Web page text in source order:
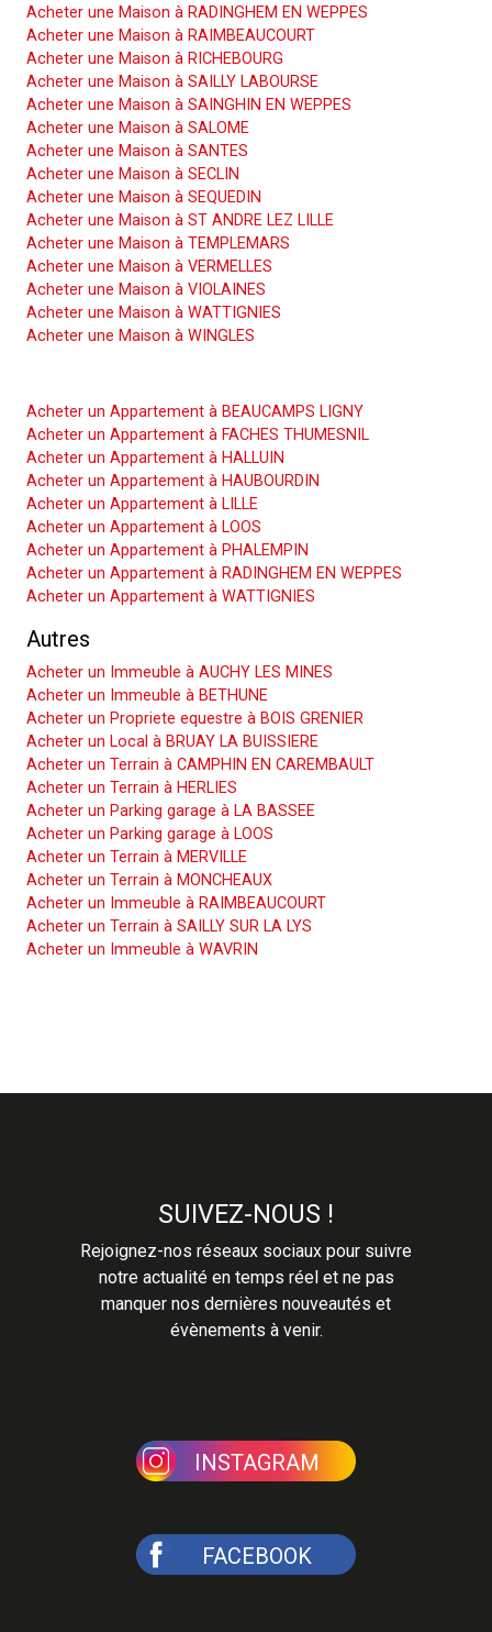
Acheter une Maison à RADINGHEM EN WEPPES
Acheter une Maison à RAIMBEAUCOURT
Acheter une Maison à RICHEBOURG
Acheter une Maison à SAILLY LABOURSE
Acheter une Maison à SAINGHIN EN WEPPES
Acheter une Maison à SALOME
Acheter une Maison à SANTES
Acheter une Maison à SECLIN
Acheter une Maison à SEQUEDIN
Acheter une Maison à ST ANDRE LEZ LILLE
Acheter une Maison à TEMPLEMARS
Acheter une Maison à VERMELLES
Acheter une Maison à VIOLAINES
Acheter une Maison à WATTIGNIES
Acheter une Maison à WINGLES
Acheter un Appartement à BEAUCAMPS LIGNY
Acheter un Appartement à FACHES THUMESNIL
Acheter un Appartement à HALLUIN
Acheter un Appartement à HAUBOURDIN
Acheter un Appartement à LILLE
Acheter un Appartement à LOOS
Acheter un Appartement à PHALEMPIN
Acheter un Appartement à RADINGHEM EN WEPPES
Acheter un Appartement à WATTIGNIES
Autres
Acheter un Immeuble à AUCHY LES MINES
Acheter un Immeuble à BETHUNE
Acheter un Propriete equestre à BOIS GRENIER
Acheter un Local à BRUAY LA BUISSIERE
Acheter un Terrain à CAMPHIN EN CAREMBAULT
Acheter un Terrain à HERLIES
Acheter un Parking garage à LA BASSEE
Acheter un Parking garage à LOOS
Acheter un Terrain à MERVILLE
Acheter un Terrain à MONCHEAUX
Acheter un Immeuble à RAIMBEAUCOURT
Acheter un Terrain à SAILLY SUR LA LYS
Acheter un Immeuble à WAVRIN
SUIVEZ-NOUS !
Rejoignez-nos réseaux sociaux pour suivre
notre actualité en temps réel et ne pas
manquer nos dernières nouveautés et
évènements à venir.
INSTAGRAM
FACEBOOK